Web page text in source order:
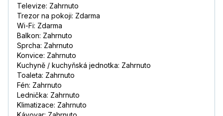
Televize: Zahrnuto
Trezor na pokoji: Zdarma
Wi-Fi: Zdarma
Balkon: Zahrnuto
Sprcha: Zahrnuto
Konvice: Zahrnuto
Kuchyně / kuchyňská jednotka: Zahrnuto
Toaleta: Zahrnuto
Fén: Zahrnuto
Lednička: Zahrnuto
Klimatizace: Zahrnuto